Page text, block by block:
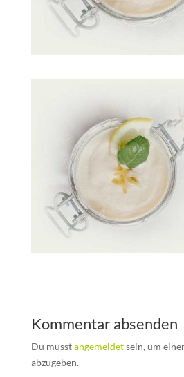
Kommentar absenden
Du musstangemeldetsein, um
abzugeben.